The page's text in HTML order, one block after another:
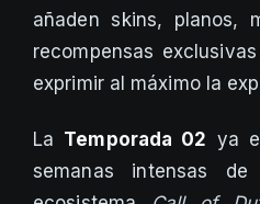
añaden skins, planos,
recompensas
exprimir al máximo la
La Temporada 02 ya
semanas intensas